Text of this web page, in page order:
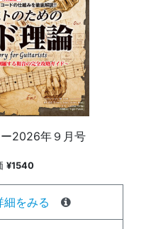
2026年９月号
¥1540
細をみる